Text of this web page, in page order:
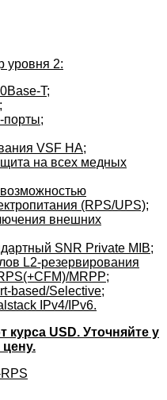
уровня 2:
T;
порты;
VSF HA;
на всех медных
(RPS/UPS);
внешних
SNR Private MIB;
L2-резервирования
MRPP;
based/Selective;
IPv4/IPv6.
USD. Уточняйте у